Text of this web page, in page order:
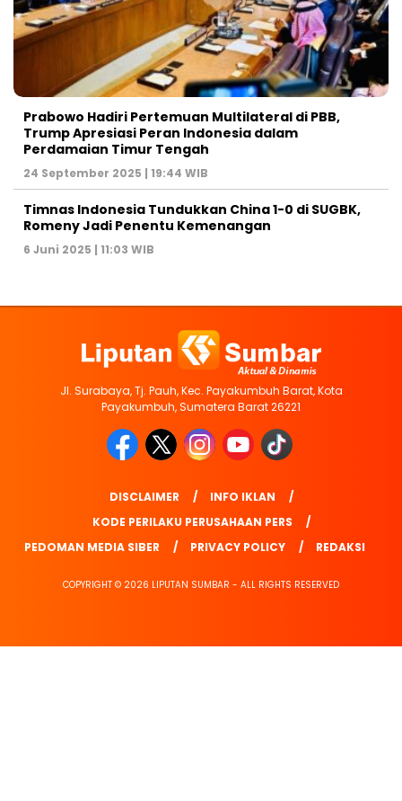
Prabowo Hadiri Pertemuan Multilateral di PBB,
Trump Apresiasi Peran Indonesia dalam
Perdamaian Timur Tengah
24 September 2025 | 19:44 WIB
Timnas Indonesia Tundukkan China 1-0 di SUGBK,
Romeny Jadi Penentu Kemenangan
6 Juni 2025 | 11:03 WIB
Jl. Surabaya, Tj. Pauh, Kec. Payakumbuh Barat, Kota
Payakumbuh, Sumatera Barat 26221
DISCLAIMER
INFO IKLAN
KODE PERILAKU PERUSAHAAN PERS
PEDOMAN MEDIA SIBER
PRIVACY POLICY REDAKSI
COPYRIGHT © 2026 LIPUTAN SUMBAR - ALL RIGHTS RESERVED